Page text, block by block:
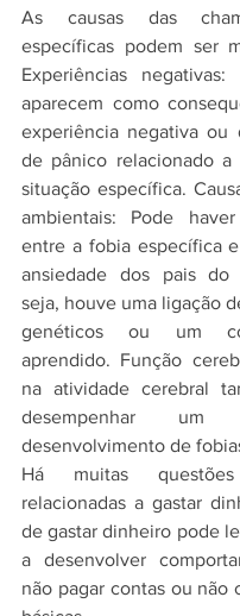
As causas das
específicas podem ser
Experiências
aparecem como
experiência negativa ou
de pânico relacionado
situação específica.
ambientais: Pode
entre a fobia específica
ansiedade dos pais do
seja, houve uma ligação
genéticos ou um
aprendido. Função
na atividade cerebral
desempenhar
desenvolvimento de
Há muitas questões
relacionadas a gastar
de gastar dinheiro pode
a desenvolver
não pagar contas ou não